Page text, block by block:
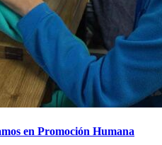
en Promoción Humana